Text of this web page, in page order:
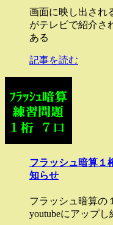
画面に映し出され
がテレビで紹介さ
ある
記事を読む
フラッシュ暗算１
知らせ
フラッシュ暗算の
youtubeにアップ